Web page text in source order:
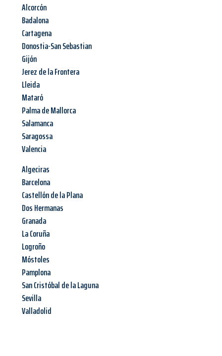
Alcorcón
Badalona
Cartagena
Donostia-San Sebastian
Gijón
Jerez de la Frontera
Lleida
Mataró
Palma de Mallorca
Salamanca
Saragossa
Valencia
Algeciras
Barcelona
Castellón de la Plana
Dos Hermanas
Granada
La Coruña
Logroño
Móstoles
Pamplona
San Cristóbal de la Laguna
Sevilla
Valladolid